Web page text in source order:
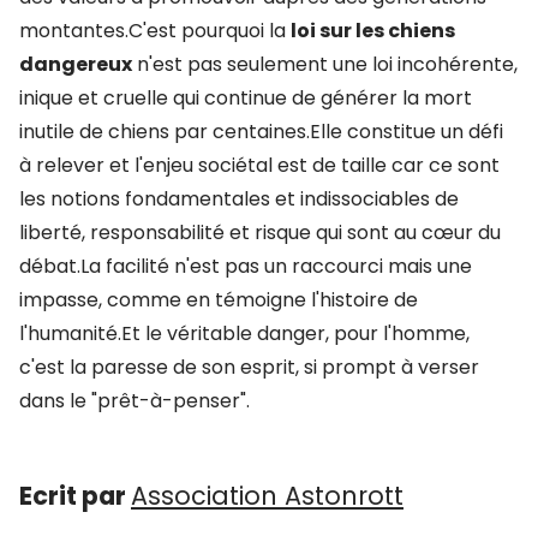
montantes.C'est pourquoi la loi sur les chiens
dangereux n'est pas seulement une loi incohérente,
inique et cruelle qui continue de générer la mort
inutile de chiens par centaines.Elle constitue un défi
à relever et l'enjeu sociétal est de taille car ce sont
les notions fondamentales et indissociables de
liberté, responsabilité et risque qui sont au cœur du
débat.La facilité n'est pas un raccourci mais une
impasse, comme en témoigne l'histoire de
l'humanité.Et le véritable danger, pour l'homme,
c'est la paresse de son esprit, si prompt à verser
dans le "prêt-à-penser".
Ecrit parAssociation Astonrott